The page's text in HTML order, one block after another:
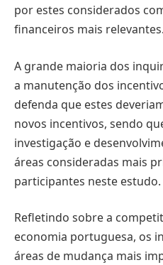
por estes considerados
financeiros mais relevantes.
A grande maioria dos
a manutenção dos
defenda que estes
novos incentivos, sendo
investigação e
áreas consideradas mais
participantes neste estudo.
Refletindo sobre a
economia portuguesa, os
áreas de mudança mais